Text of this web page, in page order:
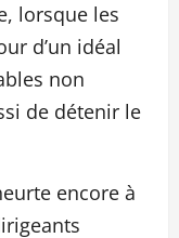
lorsque les
d’un idéal
non
de détenir le
encore à